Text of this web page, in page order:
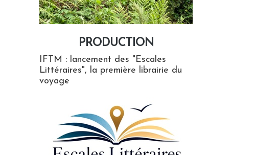
PRODUCTION
IFTM : lancement des "Escales
Littéraires", la première librairie du
voyage